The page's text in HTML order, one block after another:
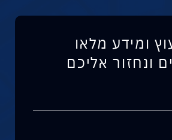
ומידע מלאו
ונחזור אליכם